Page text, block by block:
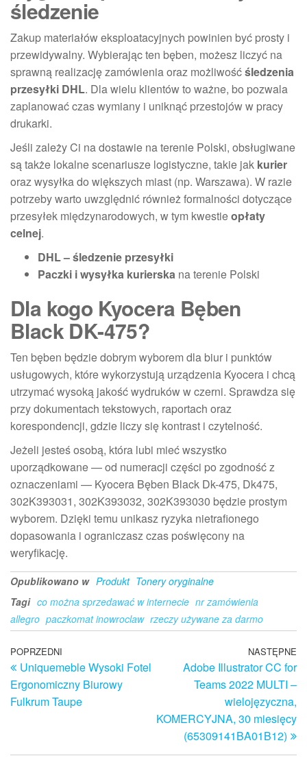
śledzenie
Zakup materiałów eksploatacyjnych powinien być prosty i
przewidywalny. Wybierając ten bęben, możesz liczyć na
sprawną realizację zamówienia oraz możliwośćśledzenia
przesyłki DHL. Dla wielu klientów to ważne, bo pozwala
zaplanować czas wymiany i uniknąć przestojów w pracy
drukarki.
Jeśli zależy Ci na dostawie na terenie Polski, obsługiwane
są także lokalne scenariusze logistyczne, takie jak kurier
oraz wysyłka do większych miast (np. Warszawa). W razie
potrzeby warto uwzględnić również formalności dotyczące
przesyłek międzynarodowych, w tym kwestieopłaty
celnej.
DHL – śledzenie przesyłki
Paczki i wysyłka kurierska na terenie Polski
Dla kogo Kyocera Bęben
Black DK-475?
Ten bęben będzie dobrym wyborem dla biur i punktów
usługowych, które wykorzystują urządzenia Kyocera i chcą
utrzymać wysoką jakość wydruków w czerni. Sprawdza się
przy dokumentach tekstowych, raportach oraz
korespondencji, gdzie liczy się kontrast i czytelność.
Jeżeli jesteś osobą, która lubi mieć wszystko
uporządkowane — od numeracji części po zgodność z
oznaczeniami — Kyocera Bęben Black Dk-475, Dk475,
302K393031, 302K393032, 302K393030 będzie prostym
wyborem. Dzięki temu unikasz ryzyka nietrafionego
dopasowania i ograniczasz czas poświęcony na
weryfikację.
Opublikowano w Produkt Tonery oryginalne
Tagi co można sprzedawać w internecie nr zamówienia
allegro paczkomat inowroclaw rzeczy używane za darmo
Nawigacja
wpisu
Poprzedni
wpis
POPRZEDNI
Uniquemeble Wysoki Fotel
Ergonomiczny Biurowy
Fulkrum Taupe
NASTĘPNE
Adobe Illustrator CC for
Teams 2022 MULTI –
wielojęzyczna,
KOMERCYJNA, 30 miesięcy
(65309141BA01B12)